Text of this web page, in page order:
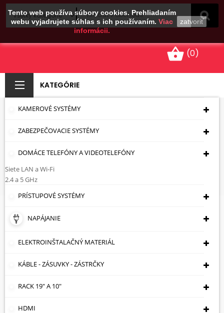
Tento web používa súbory cookies. Prehliadaním
webu vyjadrujete súhlas s ich používaním. Viac
informácii.
zatvoriť
shopping_basket (0)
KATEGÓRIE
KAMEROVÉ SYSTÉMY
ZABEZPEČOVACIE SYSTÉMY
DOMÁCE TELEFÓNY A VIDEOTELEFÓNY
Siete LAN a Wi-Fi
2.4 a 5 GHz
PRÍSTUPOVÉ SYSTÉMY
NAPÁJANIE
ELEKTROINŠTALAČNÝ MATERIÁL
KÁBLE - ZÁSUVKY - ZÁSTRČKY
RACK 19" A 10"
HDMI
DRŽIAK KÁBLA TRZ-
7*P100
Úvodná Stránka
Montážna Technika
Inštalačný Materiál